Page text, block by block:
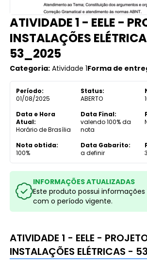
ATIVIDADE 1 - EELE -
INSTALAÇÕES
53_2025
Categoria: Atividade 1Forma de
Período:
01/08/2025
Status:
ABERTO
Data e Hora
Atual:
Horário de Brasília
Data Final:
valendo 100% da
nota
Nota obtida:
100%
Data Gabarito:
a definir
INFORMAÇÕES ATUALIZADAS
Este produto possui informações
com o período vigente.
ATIVIDADE 1 - EELE -
INSTALAÇÕES ELÉTRICAS -